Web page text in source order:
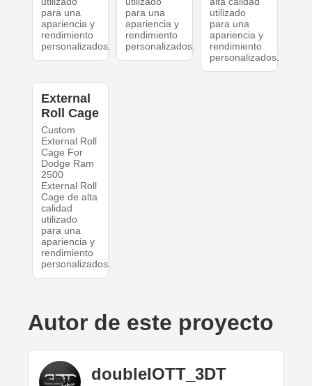
para una
apariencia y
rendimiento
personalizados.
para una
apariencia y
rendimiento
personalizados.
utilizado
para una
apariencia y
rendimiento
personalizados.
External
Roll Cage
Custom
External Roll
Cage For
Dodge Ram
2500
External Roll
Cage de alta
calidad
utilizado
para una
apariencia y
rendimiento
personalizados.
Autor de este proyecto
doubleIOTT_3DT